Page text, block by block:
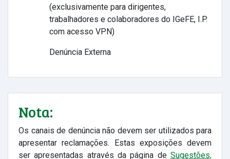
(exclusivamente para dirigentes,
trabalhadores e colaboradores do IGeFE, I.P.
com acesso VPN)
Denúncia Externa
Nota:
Os canais de denúncia não devem ser utilizados para
apresentar reclamações. Estas exposições devem
ser apresentadas através da página de Sugestões,